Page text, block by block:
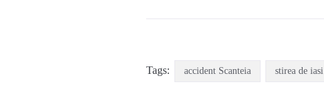
Tags: accident Scanteia stirea de iasi